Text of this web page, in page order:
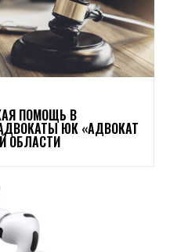
ПОМОЩЬ В
ЮК «АДВОКАТ
ОБЛАСТИ